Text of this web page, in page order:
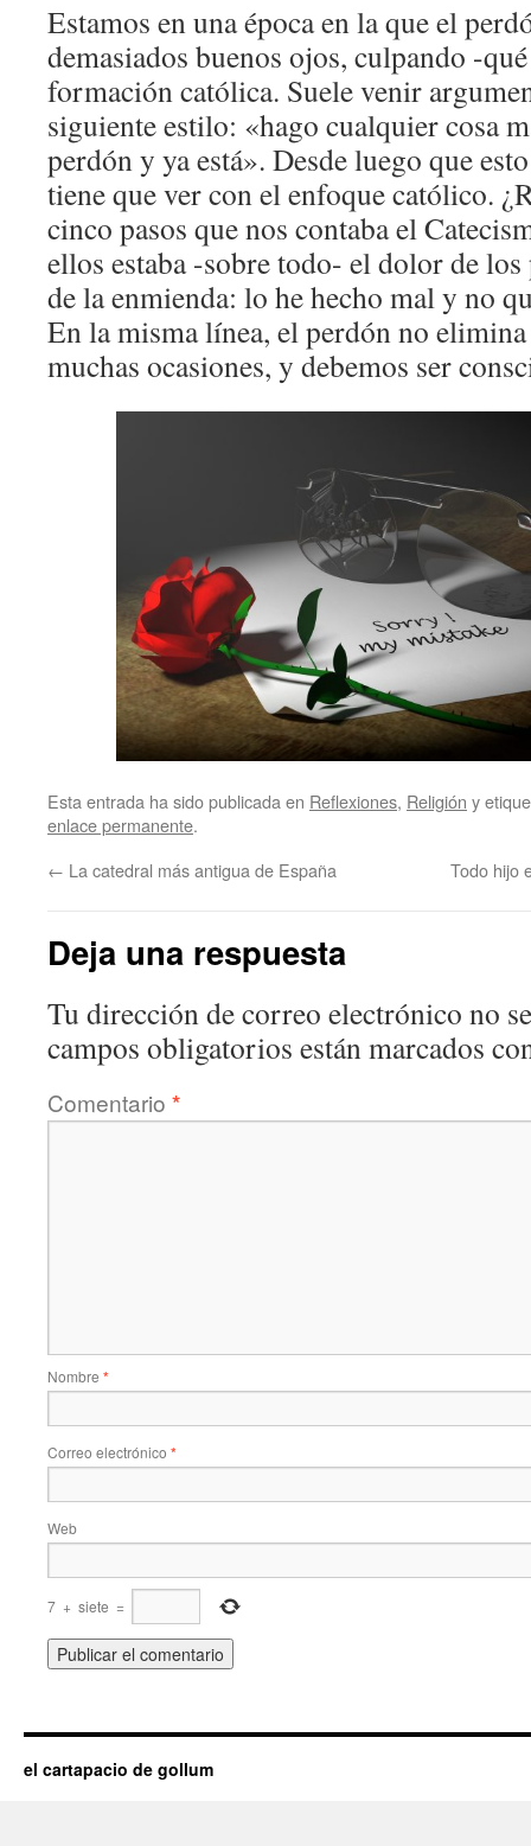
Estamos en una época en la que el
demasiados buenos ojos, culpando -
formación católica. Suele venir
siguiente estilo: «hago cualquier cosa
perdón y ya está». Desde luego que
tiene que ver con el enfoque católico.
cinco pasos que nos contaba el
ellos estaba -sobre todo- el dolor de
de la enmienda: lo he hecho mal y no
En la misma línea, el perdón no
muchas ocasiones, y debemos ser
Esta entrada ha sido publicada en Reflexiones, Religión y
enlace permanente.
← La catedral más antigua de España Todo hijo
Deja una respuesta
Tu dirección de correo electrónico no
campos obligatorios están marcados
Comentario *
Nombre *
Correo electrónico *
Web
7 + siete =
el cartapacio de gollum